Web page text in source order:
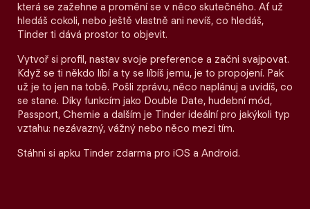
která se zažehne a promění se v něco skutečného. Ať už
hledáš cokoli, nebo ještě vlastně ani nevíš, co hledáš,
Tinder ti dává prostor to objevit.
Vytvoř si profil, nastav svoje preference a začni svajpovat.
Když se ti někdo líbí a ty se líbíš jemu, je to propojení. Pak
už je to jen na tobě. Pošli zprávu, něco naplánuj a uvidíš, co
se stane. Díky funkcím jako Double Date, hudební mód,
Passport, Chemie a dalším je Tinder ideální pro jakýkoli typ
vztahu: nezávazný, vážný nebo něco mezi tím.
Stáhni si apku Tinder zdarma pro iOS a Android.